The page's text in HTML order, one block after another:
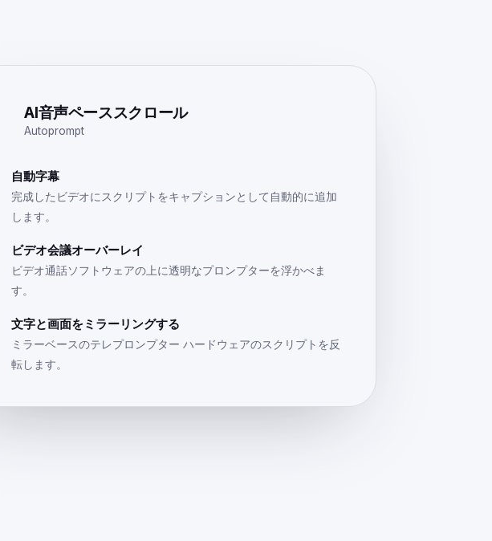
AI音声ペーススクロール
Autoprompt
自動字幕
完成したビデオにスクリプトをキャプションとして自動的に追加
します。
ビデオ会議オーバーレイ
ビデオ通話ソフトウェアの上に透明なプロンプターを浮かべま
す。
文字と画面をミラーリングする
ミラーベースのテレプロンプター ハードウェアのスクリプトを反
転します。